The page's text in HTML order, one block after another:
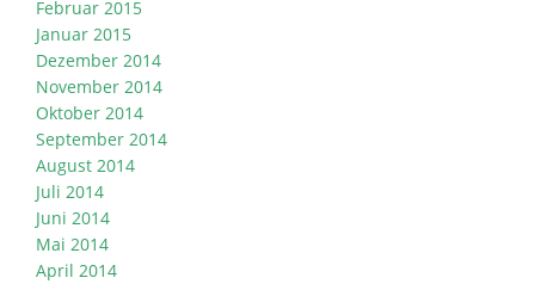
Februar 2015
Januar 2015
Dezember 2014
November 2014
Oktober 2014
September 2014
August 2014
Juli 2014
Juni 2014
Mai 2014
April 2014